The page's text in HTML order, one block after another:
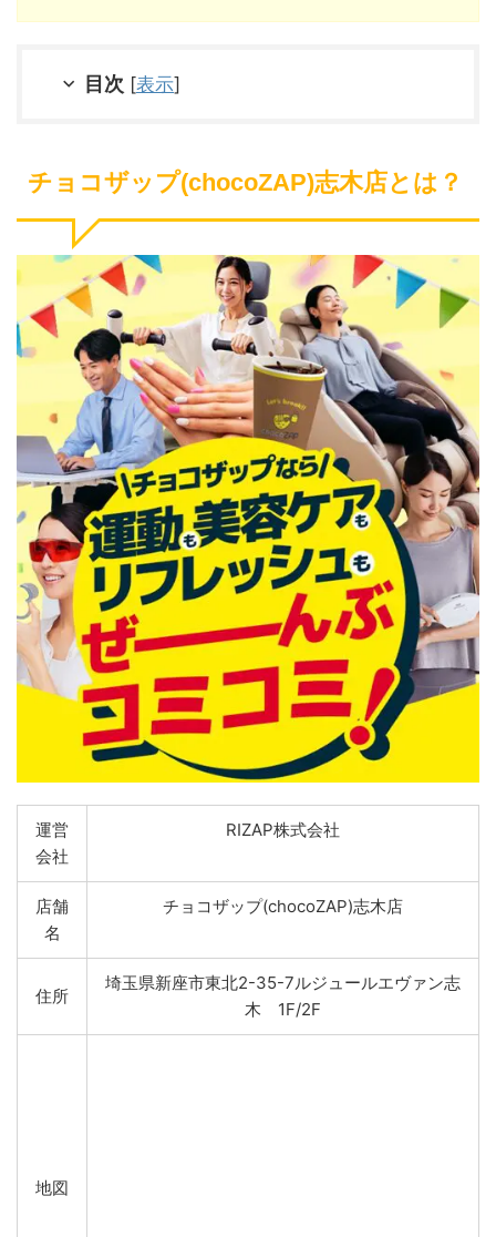
目次 [表示]
チョコザップ(chocoZAP)志木店とは？
運営
会社
RIZAP株式会社
店舗
名
チョコザップ(chocoZAP)志木店
住所
埼玉県新座市東北2-35-7ルジュールエヴァン志
木 1F/2F
地図